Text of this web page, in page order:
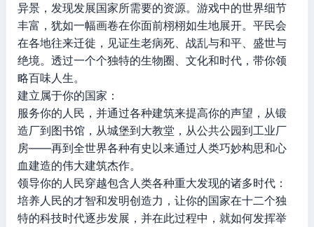
异景，发现发展国家所需要的资源。游戏中的世界细节
丰富，犹如一幅画卷在你面前栩栩如生地展开。平民会
在各地往来迁徙，见证生老病死、战乱与和平、盛世与
绝境。透过一个个独特的生物圈、文化和时代，带你领
略百味人生。
建立属于你的国家：
服务你的人民，并通过各种建筑来提高你的声望，从锻
造厂到图书馆，从城堡到大教堂，从公共公园到工业厂
房——再到全世界各种有史以来通过人类巧妙构思和心
血建造的伟大建筑杰作。
领导你的人民穿越包含人类各种重大发现的诸多时代：
培养人民的才智和发明创造力，让你的国家在十二个独
特的科技时代逐步发展，并在此过程中，就如何发挥举